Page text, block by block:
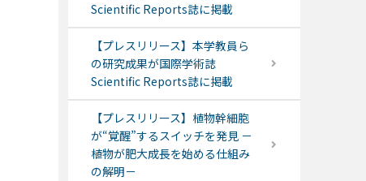
Scientific Reports誌に掲載
【プレスリリース】本学教員ら
の研究成果が国際学術誌
Scientific Reports誌に掲載
【プレスリリース】植物幹細胞
が“覚醒”するスイッチを発見 －
植物が肥大成長を始める仕組み
の解明－